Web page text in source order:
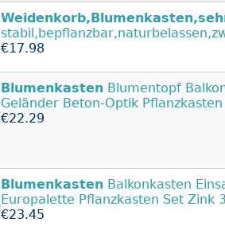
€17.98
Blumenkasten Blumentopf
Geländer Beton-Optik
€22.29
Blumenkasten Balkonkasten
Europalette Pflanzkasten Set Zink
€23.45